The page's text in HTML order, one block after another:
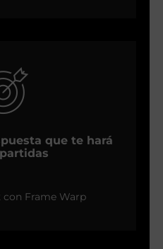
que te hará
con Frame Warp